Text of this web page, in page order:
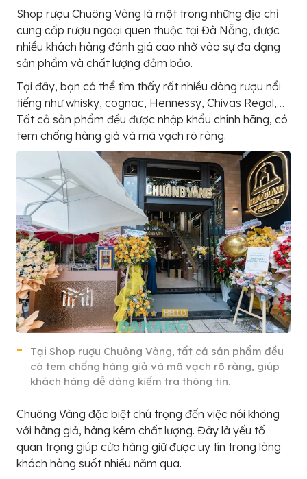
Shop rượu Chuông Vàng là một trong những địa chỉ
cung cấp rượu ngoại quen thuộc tại Đà Nẵng, được
nhiều khách hàng đánh giá cao nhờ vào sự đa dạng
sản phẩm và chất lượng đảm bảo.
Tại đây, bạn có thể tìm thấy rất nhiều dòng rượu nổi
tiếng như whisky, cognac, Hennessy, Chivas Regal,…
Tất cả sản phẩm đều được nhập khẩu chính hãng, có
tem chống hàng giả và mã vạch rõ ràng.
Tại Shop rượu Chuông Vàng, tất cả sản phẩm đều
có tem chống hàng giả và mã vạch rõ ràng, giúp
khách hàng dễ dàng kiểm tra thông tin.
Chuông Vàng đặc biệt chú trọng đến việc nói không
với hàng giả, hàng kém chất lượng. Đây là yếu tố
quan trọng giúp cửa hàng giữ được uy tín trong lòng
khách hàng suốt nhiều năm qua.